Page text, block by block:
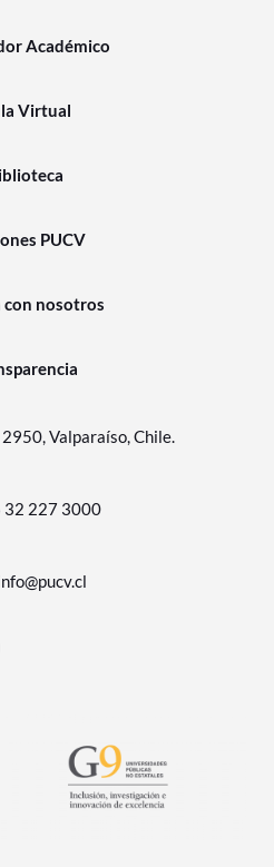
Académico
Virtual
PUCV
con nosotros
Valparaíso, Chile.
32 227 3000